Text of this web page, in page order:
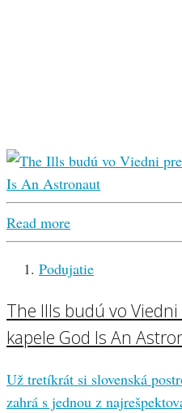
Read more
Podujatie
The Ills budú vo
kapele God Is An
Už tretíkrát si slovenská
zahrá s jednou z